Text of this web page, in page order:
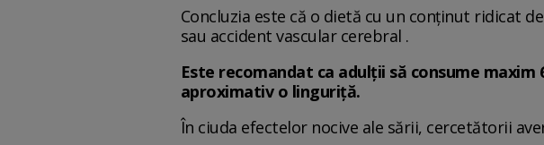
Concluzia este că o dietă cu un conținut ridicat
sau accident vascular cerebral .
Este recomandat ca adulții să consume maxim
aproximativ o linguriță.
În ciuda efectelor nocive ale sării, cercetătorii